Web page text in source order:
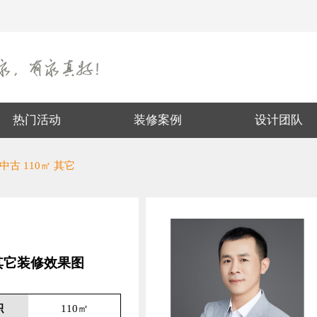
热门活动 装修案例 设计团队
古 110㎡ 其它
装修效果图
110㎡